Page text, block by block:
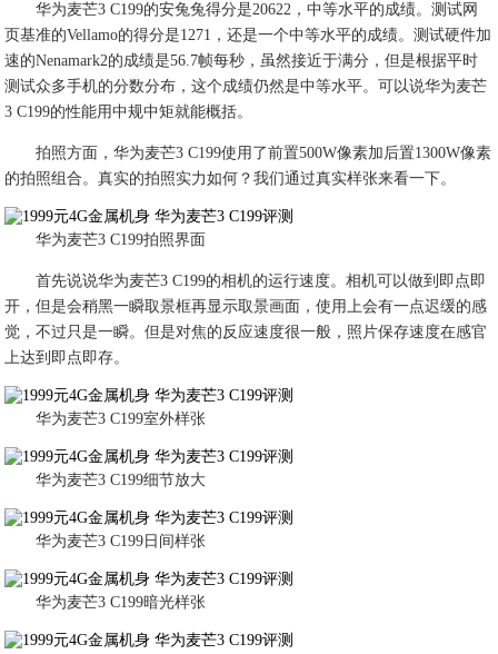
华为麦芒3 C199的安兔兔得分是20622，中等水平的成绩。测试网
页基准的Vellamo的得分是1271，还是一个中等水平的成绩。测试硬件加
速的Nenamark2的成绩是56.7帧每秒，虽然接近于满分，但是根据平时
测试众多手机的分数分布，这个成绩仍然是中等水平。可以说华为麦芒
3 C199的性能用中规中矩就能概括。
拍照方面，华为麦芒3 C199使用了前置500W像素加后置1300W像素
的拍照组合。真实的拍照实力如何？我们通过真实样张来看一下。
华为麦芒3 C199拍照界面
首先说说华为麦芒3 C199的相机的运行速度。相机可以做到即点即
开，但是会稍黑一瞬取景框再显示取景画面，使用上会有一点迟缓的感
觉，不过只是一瞬。但是对焦的反应速度很一般，照片保存速度在感官
上达到即点即存。
华为麦芒3 C199室外样张
华为麦芒3 C199细节放大
华为麦芒3 C199日间样张
华为麦芒3 C199暗光样张